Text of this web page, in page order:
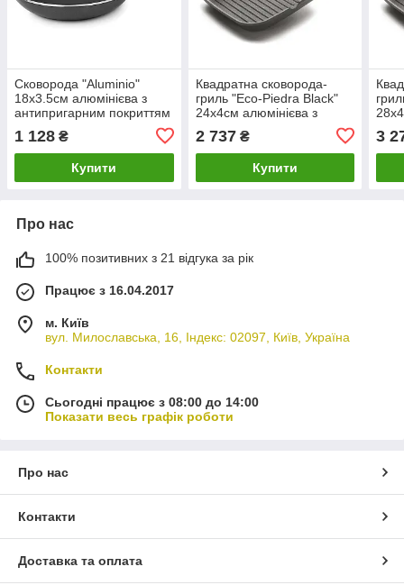
Сковорода "Aluminio"
18х3.5см алюмінієва з
антипригарним покриттям
1 128 ₴
Купити
Квадратна сковорода-
гриль "Eco-Piedra Black"
24х4см алюмінієва з
антипригарним покриттям
TRIPlayer Lacor
2 737₴
Купити
3
Про нас
100% позитивних з 21 відгука за рік
Працює з 16.04.2017
м. Київ
вул. Милославська, 16, Індекс: 02097, Київ, Україна
Контакти
Сьогодні працює з 08:00 до 14:00
Показати весь графік роботи
Про нас
Контакти
Доставка та оплата